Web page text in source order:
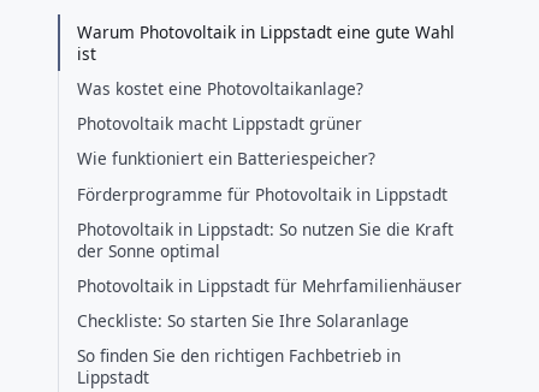
Warum Photovoltaik in Lippstadt eine gute Wahl
ist
Was kostet eine Photovoltaikanlage?
Photovoltaik macht Lippstadt grüner
Wie funktioniert ein Batteriespeicher?
Förderprogramme für Photovoltaik in Lippstadt
Photovoltaik in Lippstadt: So nutzen Sie die Kraft
der Sonne optimal
Photovoltaik in Lippstadt für Mehrfamilienhäuser
Checkliste: So starten Sie Ihre Solaranlage
So finden Sie den richtigen Fachbetrieb in
Lippstadt